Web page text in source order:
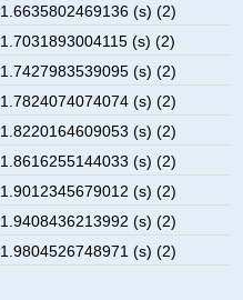
1.6635802469136 (s) (2)
1.7031893004115 (s) (2)
1.7427983539095 (s) (2)
1.7824074074074 (s) (2)
1.8220164609053 (s) (2)
1.8616255144033 (s) (2)
1.9012345679012 (s) (2)
1.9408436213992 (s) (2)
1.9804526748971 (s) (2)